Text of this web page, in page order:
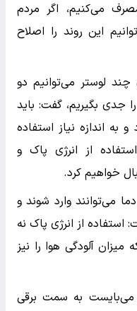
می‌کنیم، اگر مردم
این روند را اصلاح
چند لوستر می‌توانیم دو
جدی بگیریم، گفت: باید
اندازه نیاز استفاده
از انرژی پاک و
خواهیم کرد.
می‌توانند وارد شوند و
استفاده از انرژی پاک نه
میزان آلودگی هوا را نیز
می‌بایست به سمت برقی